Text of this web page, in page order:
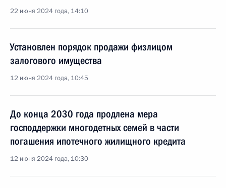
22 июня 2024 года, 14:10
Установлен порядок продажи физлицом
залогового имущества
12 июня 2024 года, 10:45
До конца 2030 года продлена мера
господдержки многодетных семей в части
погашения ипотечного жилищного кредита
12 июня 2024 года, 10:30